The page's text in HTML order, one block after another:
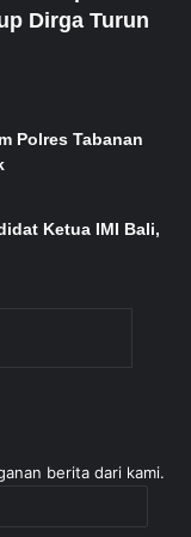
Dirga Turun
Polres Tabanan
Ketua IMI Bali,
berita dari kami.